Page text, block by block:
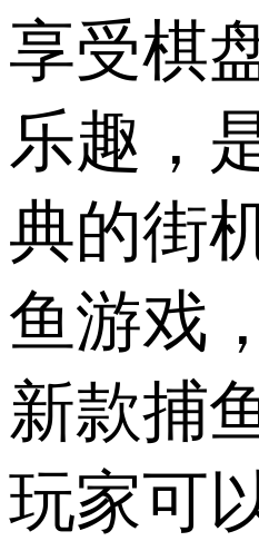
享受棋
乐趣，
典的街
鱼游戏
新款捕
玩家可